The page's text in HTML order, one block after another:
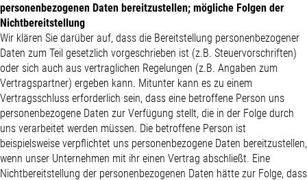
personenbezogenen Daten bereitzustellen; mögliche Folgen der
Nichtbereitstellung
Wir klären Sie darüber auf, dass die Bereitstellung personenbezogener
Daten zum Teil gesetzlich vorgeschrieben ist (z.B. Steuervorschriften)
oder sich auch aus vertraglichen Regelungen (z.B. Angaben zum
Vertragspartner) ergeben kann. Mitunter kann es zu einem
Vertragsschluss erforderlich sein, dass eine betroffene Person uns
personenbezogene Daten zur Verfügung stellt, die in der Folge durch
uns verarbeitet werden müssen. Die betroffene Person ist
beispielsweise verpflichtet uns personenbezogene Daten bereitzustellen,
wenn unser Unternehmen mit ihr einen Vertrag abschließt. Eine
Nichtbereitstellung der personenbezogenen Daten hätte zur Folge, dass